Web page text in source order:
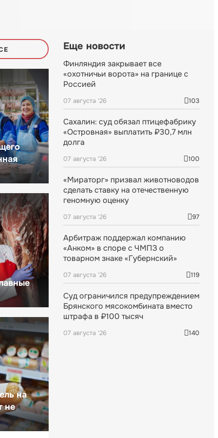
на
не
Еще новости
Финляндия закрывает все
«охотничьи ворота» на границе с
Россией
07 августа '26 103
Сахалин: суд обязал птицефабрику
«Островная» выплатить ₽30,7 млн
долга
07 августа '26 100
«Мираторг» призвал животноводов
сделать ставку на отечественную
геномную оценку
07 августа '26 97
Арбитраж поддержал компанию
«Анком» в споре с ЧМПЗ о
товарном знаке «Губернский»
07 августа '26 119
Суд ограничился предупреждением
Брянского мясокомбината вместо
штрафа в ₽100 тысяч
07 августа '26 140